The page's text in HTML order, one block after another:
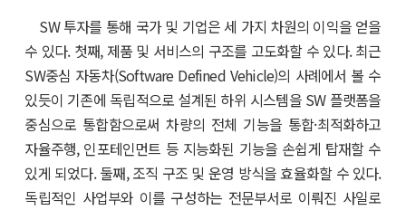
SW 투자를 통해 국가 및 기업은 세 가지 차원의 이익을 얻을
수 있다. 첫째, 제품 및 서비스의 구조를 고도화할 수 있다. 최근
SW중심 자동차(Software Defined Vehicle)의 사례에서 볼 수
있듯이 기존에 독립적으로 설계된 하위 시스템을 SW 플랫폼을
중심으로 통합함으로써 차량의 전체 기능을 통합·최적화하고
자율주행, 인포테인먼트 등 지능화된 기능을 손쉽게 탑재할 수
있게 되었다. 둘째, 조직 구조 및 운영 방식을 효율화할 수 있다.
독립적인 사업부와 이를 구성하는 전문부서로 이뤄진 사일로